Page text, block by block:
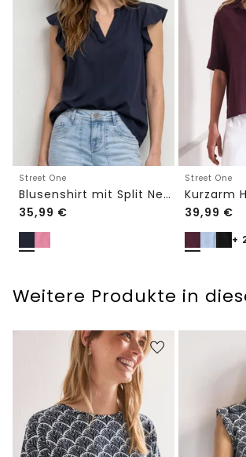
Street One
Blusenshirt mit Split Neck und Volant-Ärmeln
35,99 €
Street One
39,99 €
+
Weitere Produkte in